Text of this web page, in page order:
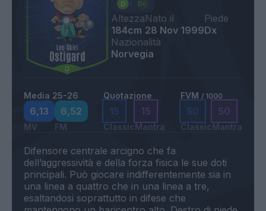
Altezza
184cm
Nato il
28 Nov 1999
Piede
Dx
Nazionalità
Norvegia
Media 25-26
6,13
MV
6,52
FM
Quotazione
15
Classic
15
Mantra
FVM / 1000
50
Classic
50
Mantra
Difensore centrale arcigno che fa
dell’aggressività e della forza fisica le sue doti
principali. Può giocare indifferentemente sia in
una linea a quattro che in una linea a tre,
esaltandosi soprattutto in difese che